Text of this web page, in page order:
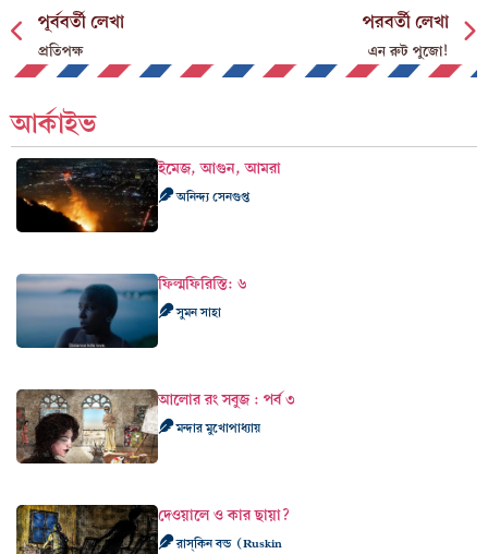
পূর্ববর্তী লেখা
প্রতিপক্ষ
পরবর্তী লেখা
এন রুট পুজো!
আর্কাইভ
ইমেজ, আগুন, আমরা
অনিন্দ্য সেনগুপ্ত
ফিল্মফিরিস্তি: ৬
সুমন সাহা
আলোর রং সবুজ : পর্ব ৩
মন্দার মুখোপাধ্যায়
দেওয়ালে ও কার ছায়া?
রাস্‌কিন বন্ড (Ruskin